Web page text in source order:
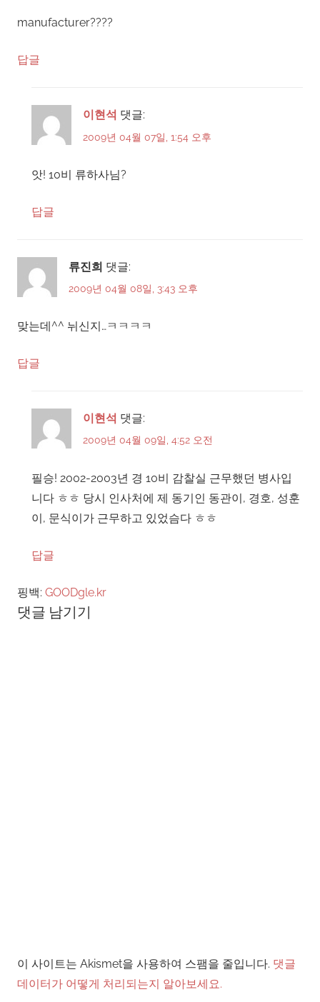
manufacturer????
답글
이현석 댓글:
2009년 04월 07일, 1:54 오후
앗! 10비 류하사님?
답글
류진희 댓글:
2009년 04월 08일, 3:43 오후
맞는데^^ 뉘신지…ㅋㅋㅋㅋ
답글
이현석 댓글:
2009년 04월 09일, 4:52 오전
필승! 2002-2003년 경 10비 감찰실 근무했던 병사입
니다 ㅎㅎ 당시 인사처에 제 동기인 동관이, 경호, 성훈
이, 문식이가 근무하고 있었슴다 ㅎㅎ
답글
핑백: GOODgle.kr
댓글 남기기
이 사이트는 Akismet을 사용하여 스팸을 줄입니다. 댓글
데이터가 어떻게 처리되는지 알아보세요.